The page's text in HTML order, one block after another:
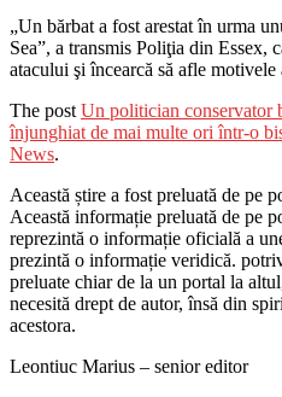
„Un bărbat a fost arestat în urma
Sea”, a transmis Poliţia din Essex,
atacului şi încearcă să afle motivele
The post Un politician conservator
înjunghiat de mai multe ori într-o
News.
Această știre a fost preluată de pe
Această informație preluată de pe
reprezintă o informație oficială a
prezintă o informație veridică.
preluate chiar de la un portal la
necesită drept de autor, însă din
acestora.
Leontiuc Marius – senior editor